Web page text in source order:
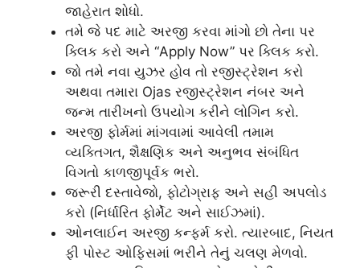
જાહેરાત શોધો.
તમે જે પદ માટે અરજી કરવા માંગો છો તેના પર
ક્લિક કરો અને “Apply Now” પર ક્લિક કરો.
જો તમે નવા યુઝર હોવ તો રજીસ્ટ્રેશન કરો
અથવા તમારા Ojas રજીસ્ટ્રેશન નંબર અને
જન્મ તારીખનો ઉપયોગ કરીને લોગિન કરો.
અરજી ફોર્મમાં માંગવામાં આવેલી તમામ
વ્યક્તિગત, શૈક્ષણિક અને અનુભવ સંબંધિત
વિગતો કાળજીપૂર્વક ભરો.
જરૂરી દસ્તાવેજો, ફોટોગ્રાફ અને સહી અપલોડ
કરો (નિર્ધારિત ફોર્મેટ અને સાઈઝમાં).
ઓનલાઈન અરજી કન્ફર્મ કરો. ત્યારબાદ, નિયત
ફી પોસ્ટ ઓફિસમાં ભરીને તેનું ચલણ મેળવો.